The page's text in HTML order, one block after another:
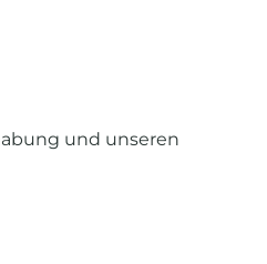
und unseren